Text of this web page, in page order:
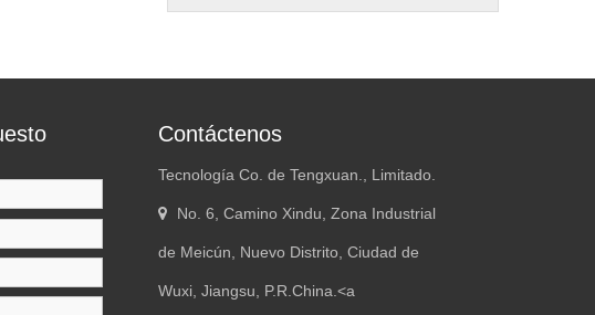
Contáctenos
Tecnología Co. de Tengxuan., Limitado.
No. 6, Camino Xindu, Zona Industrial
de Meicún, Nuevo Distrito, Ciudad de
Wuxi, Jiangsu, P.R.China.<a